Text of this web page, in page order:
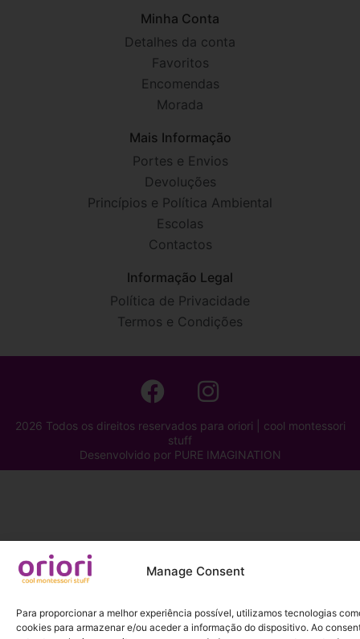
Manage Consent
Para proporcionar a melhor experiência possível, utilizamos tecnologias
cookies para armazenar e/ou aceder a informação do dispositivo. Ao
Minha Conta
Detalhes da conta
Favoritos
Encomendas
Morada
Mais Informação
Portes e Envios
Devoluções
Princípios e Política Ambiental
Escolas
Contactos
Informação Legal
Política de Privacidade
Termos e Condições
2026 Todos os direitos reservados para oriori | cool montessori
stuff
Desenvolvido porPURE IMAGINATION